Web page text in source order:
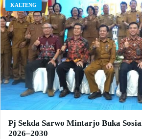
KALTENG
Pj Sekda Sarwo Mintarjo Buka
2026–2030